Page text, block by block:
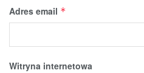
Adres email *
Witryna internetowa